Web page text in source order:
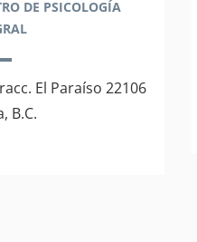
DE PSICOLOGÍA
El Paraíso 22106
B.C.